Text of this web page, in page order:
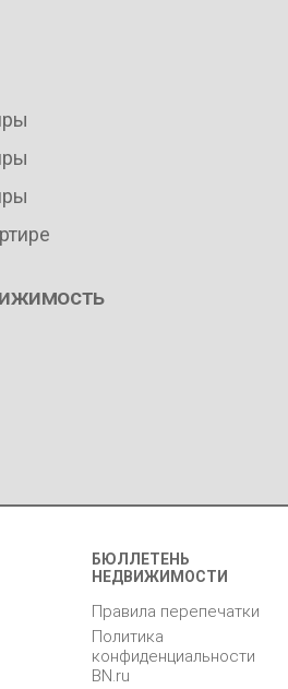
БЮЛЛЕТЕНЬ
НЕДВИЖИМОСТИ
Правила перепечатки
Политика
конфиденциальности
BN.ru